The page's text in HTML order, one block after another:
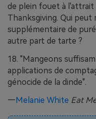
de plein fouet à
Thanksgiving. Qui
supplémentaire de
autre part de tarte ?
18. "Mangeons
applications de
génocide de la dinde".
—Melanie White Eat